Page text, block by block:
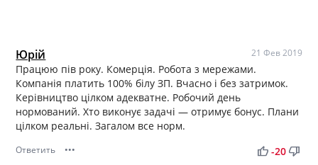
Юрій 21 Фев 2019
Працюю пів року. Комерція. Робота з мережами.
Компанія платить 100% білу ЗП. Вчасно і без затримок.
Керівництво цілком адекватне. Робочий день
нормований. Хто виконує задачі — отримує бонус. Плани
цілком реальні. Загалом все норм.
Ответить ••• thumb_up thumb_down
-20